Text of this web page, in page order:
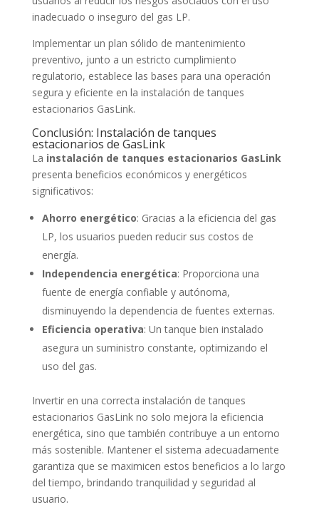
inadecuado o inseguro del gas LP.
Implementar un plan sólido de mantenimiento
preventivo, junto a un estricto cumplimiento
regulatorio, establece las bases para una operación
segura y eficiente en la instalación de tanques
estacionarios GasLink.
Conclusión: Instalación de tanques
estacionarios de GasLink
La instalación de tanques estacionarios GasLink
presenta beneficios económicos y energéticos
significativos:
Ahorro energético: Gracias a la eficiencia del gas
LP, los usuarios pueden reducir sus costos de
energía.
Independencia energética: Proporciona una
fuente de energía confiable y autónoma,
disminuyendo la dependencia de fuentes externas.
Eficiencia operativa: Un tanque bien instalado
asegura un suministro constante, optimizando el
uso del gas.
Invertir en una correcta instalación de tanques
estacionarios GasLink no solo mejora la eficiencia
energética, sino que también contribuye a un entorno
más sostenible. Mantener el sistema adecuadamente
garantiza que se maximicen estos beneficios a lo largo
del tiempo, brindando tranquilidad y seguridad al
usuario.